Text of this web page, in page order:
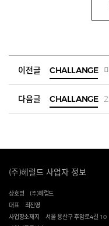
이전글 CHALLANGE
다음글 CHALLANGE
(주)헤럴드 사업자 정보
상호명
(주)헤럴드
대표
최진영
사업장소재지
서울 용산구 후암로4길 10